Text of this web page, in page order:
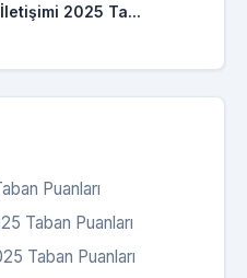
İletişimi 2025 Ta...
Puanları
Taban Puanları
Taban Puanları